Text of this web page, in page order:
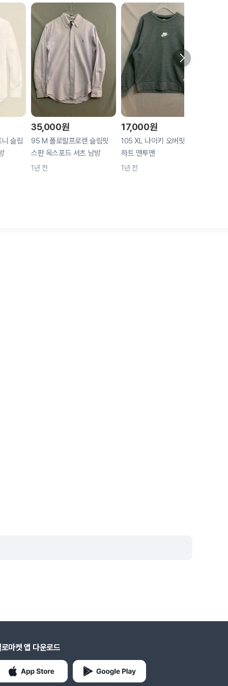
슬림
35,000원
95 M 폴로랄프로렌 슬림핏
스판 옥스포드 셔츠 남방
1년 전
17,000원
105 XL 나이키 오버핏 기모
하트 맨투맨
1년 전
마켓 앱 다운로드